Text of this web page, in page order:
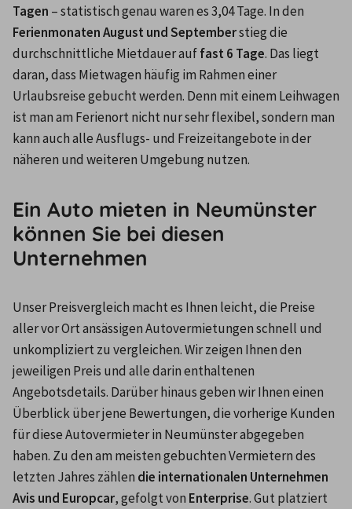
Tagen – statistisch genau waren es 3,04 Tage. In den
Ferienmonaten August und September stieg die
durchschnittliche Mietdauer auf fast 6 Tage. Das liegt
daran, dass Mietwagen häufig im Rahmen einer
Urlaubsreise gebucht werden. Denn mit einem Leihwagen
ist man am Ferienort nicht nur sehr flexibel, sondern man
kann auch alle Ausflugs- und Freizeitangebote in der
näheren und weiteren Umgebung nutzen.
Ein Auto mieten in Neumünster
können Sie bei diesen
Unternehmen
Unser Preisvergleich macht es Ihnen leicht, die Preise
aller vor Ort ansässigen Autovermietungen schnell und
unkompliziert zu vergleichen. Wir zeigen Ihnen den
jeweiligen Preis und alle darin enthaltenen
Angebotsdetails. Darüber hinaus geben wir Ihnen einen
Überblick über jene Bewertungen, die vorherige Kunden
für diese Autovermieter in Neumünster abgegeben
haben. Zu den am meisten gebuchten Vermietern des
letzten Jahres zählen die internationalen Unternehmen
Avis und Europcar, gefolgt von Enterprise. Gut platziert